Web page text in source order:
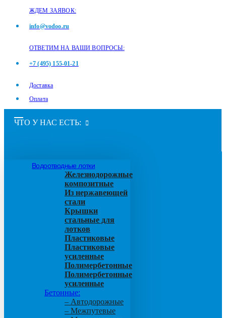
ЖДЕМ ЗАЯВОК:
info@vodoo.ru
ОТВЕТИМ НА ВАШИ ВОПРОСЫ:
+7 (495) 155-01-21
Доставка
Оплата
ЧТО У НАС ЕСТЬ:
Водоотводные лотки
Железнодорожные
композитные
Из нержавеющей
стали
Крышки
стальные для
лотков
Пластиковые
Пластиковые
усиленные
Полимербетонные
Полимербетонные
усиленные
Бетонные:
– Автодорожные
– Межпутевые